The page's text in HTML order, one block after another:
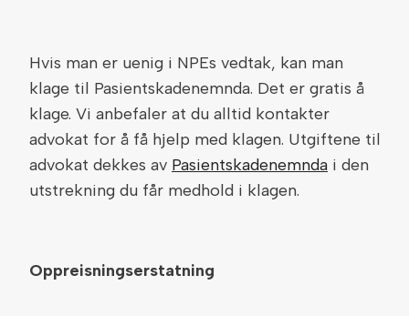
Hvis man er uenig i NPEs vedtak, kan man
klage til Pasientskadenemnda. Det er gratis å
klage. Vi anbefaler at du alltid kontakter
advokat for å få hjelp med klagen. Utgiftene til
advokat dekkes av Pasientskadenemnda i den
utstrekning du får medhold i klagen.
Oppreisningserstatning